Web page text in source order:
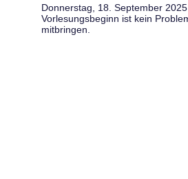
Donnerstag, 18. September
Vorlesungsbeginn ist kein
mitbringen.